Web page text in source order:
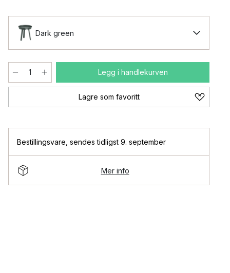
Dark green
Legg i handlekurven
Lagre som favoritt
Bestillingsvare sendes tidligst 9. september
Mer info